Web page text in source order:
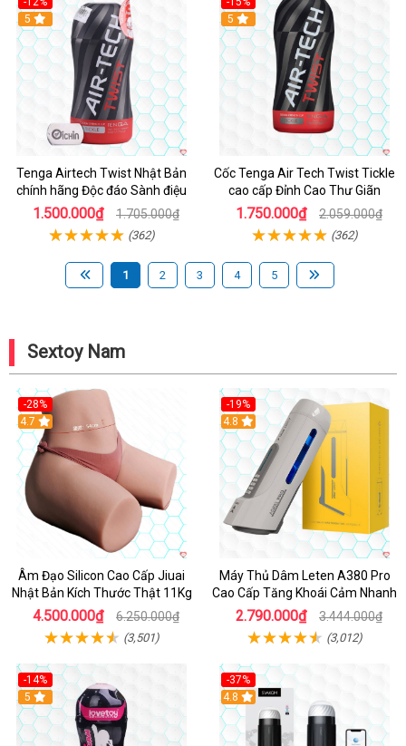
Hot
5
Tenga Airtech Twist Nhật Bản
chính hãng Độc đáo Sành điệu
1.500.000₫ 1.705.000₫
(362)
Hot
5
Cốc Tenga Air Tech Twist Tickle
cao cấp Đỉnh Cao Thư Giãn
1.750.000₫ 2.059.000₫
(362)
1 2 3 4 5
Sextoy Nam
-28%
4.7
Âm Đạo Silicon Cao Cấp Jiuai
Nhật Bản Kích Thước Thật 11Kg
4.500.000₫ 6.250.000₫
(3,501)
-19%
Hot
4.8
Máy Thủ Dâm Leten A380 Pro
Cao Cấp Tăng Khoái Cảm Nhanh
2.790.000₫ 3.444.000₫
(3,012)
-14%
Hot
5
-37%
4.8